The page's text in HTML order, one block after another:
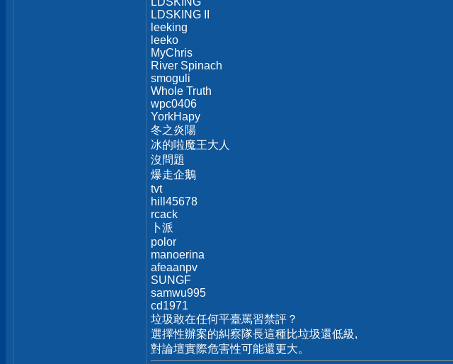
LDSKING II
leeking
leeko
MyChris
River Spinach
smoguli
Whole Truth
wpc0406
YorkHapy
冬之炎陽
冰的啦魔王大人
沒問題
爆走企鵝
tvt
hill45678
rcack
卜派
polor
manoerina
afeaanpv
SUNGF
samwu995
cd1971
垃圾敢在任何平臺罵習禁評？
選擇性辦案的糾察隊長這種比垃圾還低級,
對論壇實際危害性可能還更大。